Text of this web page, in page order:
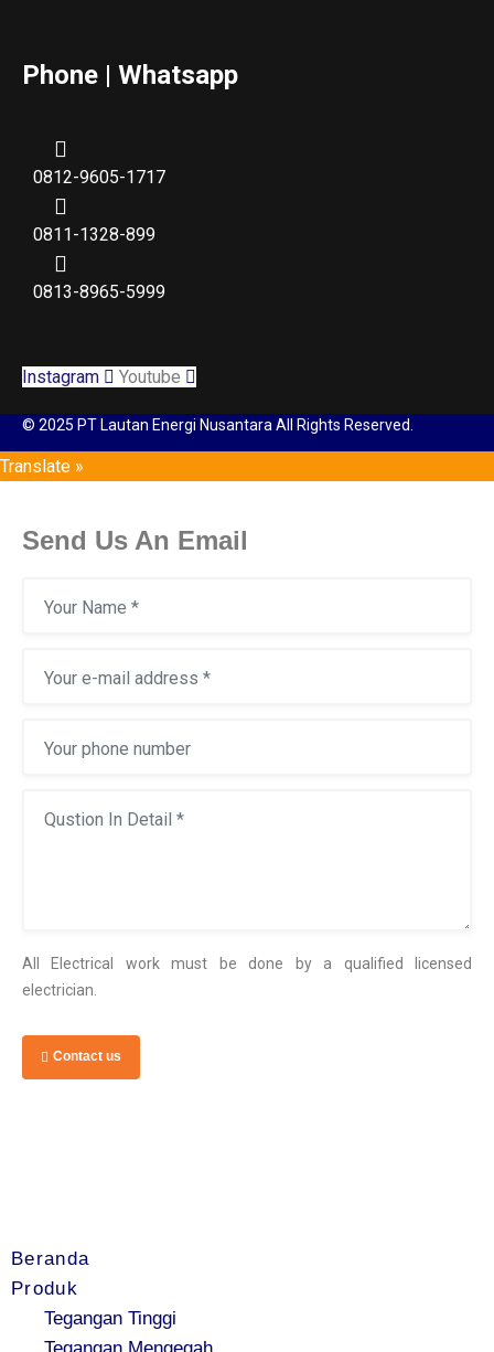
Phone | Whatsapp
0812-9605-1717
0811-1328-899
0813-8965-5999
Instagram Youtube
© 2025 PT Lautan Energi Nusantara All Rights Reserved.
Translate »
Send Us An Email
All Electrical work must be done by a qualified licensed
electrician.
Contact us
Beranda
Produk
Tegangan Tinggi